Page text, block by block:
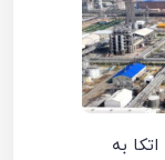
در ده ‌ماهه سال ۱۴۰۴ با اتکا به